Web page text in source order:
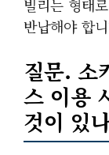
빌리는 형태
반납해야 합
질문. 소
스 이용
것이 있